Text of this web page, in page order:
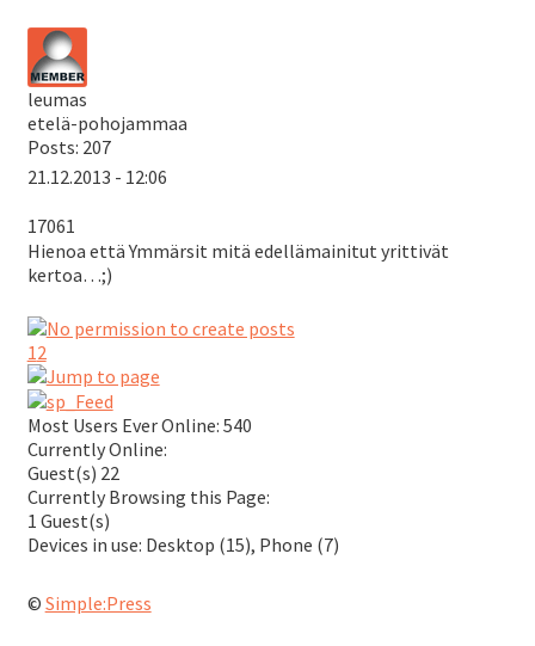
leumas
etelä-pohojammaa
Posts: 207
21.12.2013 - 12:06
17061
Hienoa että Ymmärsit mitä edellämainitut yrittivät
kertoa…;)
12
Most Users Ever Online: 540
Currently Online:
Guest(s) 22
Currently Browsing this Page:
1 Guest(s)
Devices in use: Desktop (15), Phone (7)
© Simple:Press